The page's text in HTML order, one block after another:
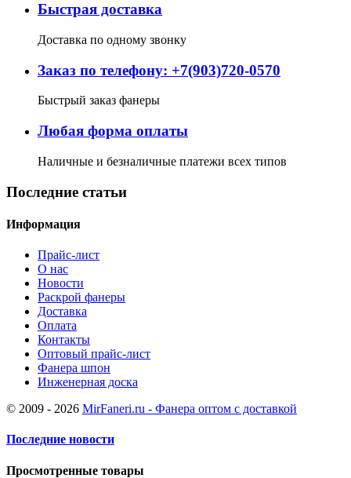
Быстрая доставка
Доставка по одному звонку
Заказ по телефону: +7(903)720-0570
Быстрый заказ фанеры
Любая форма оплаты
Наличные и безналичные платежи всех типов
Последние статьи
Информация
Прайс-лист
О нас
Новости
Раскрой фанеры
Доставка
Оплата
Контакты
Оптовый прайс-лист
Фанера шпон
Инженерная доска
© 2009 - 2026 MirFaneri.ru - Фанера оптом с доставкой
Последние новости
Просмотренные товары